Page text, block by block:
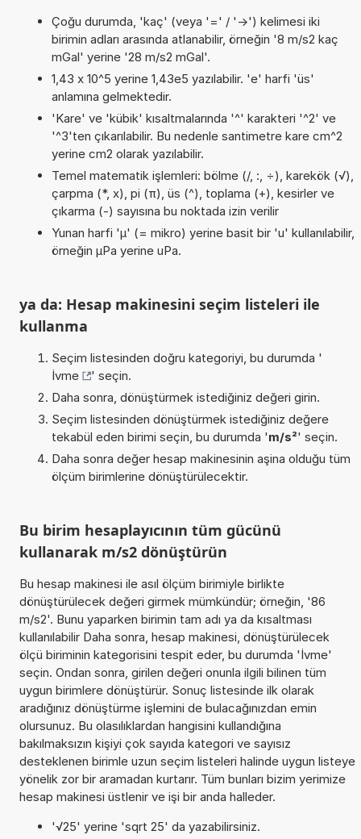
Çoğu durumda, 'kaç' (veya '=' / '->') kelimesi iki
birimin adları arasında atlanabilir, örneğin '8 m/s2 kaç
mGal' yerine '28 m/s2 mGal'.
1,43 x 10^5 yerine 1,43e5 yazılabilir. 'e' harfi 'üs'
anlamına gelmektedir.
'Kare' ve 'kübik' kısaltmalarında '^' karakteri '^2' ve
'^3'ten çıkarılabilir. Bu nedenle santimetre kare cm^2
yerine cm2 olarak yazılabilir.
Temel matematik işlemleri: bölme (/, :, ÷), karekök (√),
çarpma (*, x), pi (π), üs (^), toplama (+), kesirler ve
çıkarma (-) sayısına bu noktada izin verilir
Yunan harfi 'µ' (= mikro) yerine basit bir 'u' kullanılabilir,
örneğin µPa yerine uPa.
ya da: Hesap makinesini seçim listeleri ile
kullanma
Seçim listesinden doğru kategoriyi, bu durumda '
İvme
' seçin.
Daha sonra, dönüştürmek istediğiniz değeri girin.
Seçim listesinden dönüştürmek istediğiniz değere
tekabül eden birimi seçin, bu durumda 'm/s²' seçin.
Daha sonra değer hesap makinesinin aşina olduğu tüm
ölçüm birimlerine dönüştürülecektir.
Bu birim hesaplayıcının tüm gücünü
kullanarak m/s2 dönüştürün
Bu hesap makinesi ile asıl ölçüm birimiyle birlikte
dönüştürülecek değeri girmek mümkündür; örneğin, '86
m/s2'. Bunu yaparken birimin tam adı ya da kısaltması
kullanılabilir Daha sonra, hesap makinesi, dönüştürülecek
ölçü biriminin kategorisini tespit eder, bu durumda 'İvme'
seçin. Ondan sonra, girilen değeri onunla ilgili bilinen tüm
uygun birimlere dönüştürür. Sonuç listesinde ilk olarak
aradığınız dönüştürme işlemini de bulacağınızdan emin
olursunuz. Bu olasılıklardan hangisini kullandığına
bakılmaksızın kişiyi çok sayıda kategori ve sayısız
desteklenen birimle uzun seçim listeleri halinde uygun listeye
yönelik zor bir aramadan kurtarır. Tüm bunları bizim yerimize
hesap makinesi üstlenir ve işi bir anda halleder.
'√25' yerine 'sqrt 25' da yazabilirsiniz.